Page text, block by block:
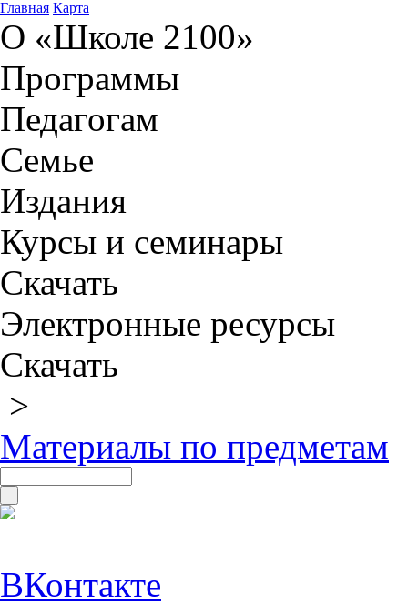
Главная Карта
О «Школе 2100»
Программы
Педагогам
Семье
Издания
Курсы и семинары
Скачать
Электронные ресурсы
Скачать
>
Материалы по предметам
ВКонтакте